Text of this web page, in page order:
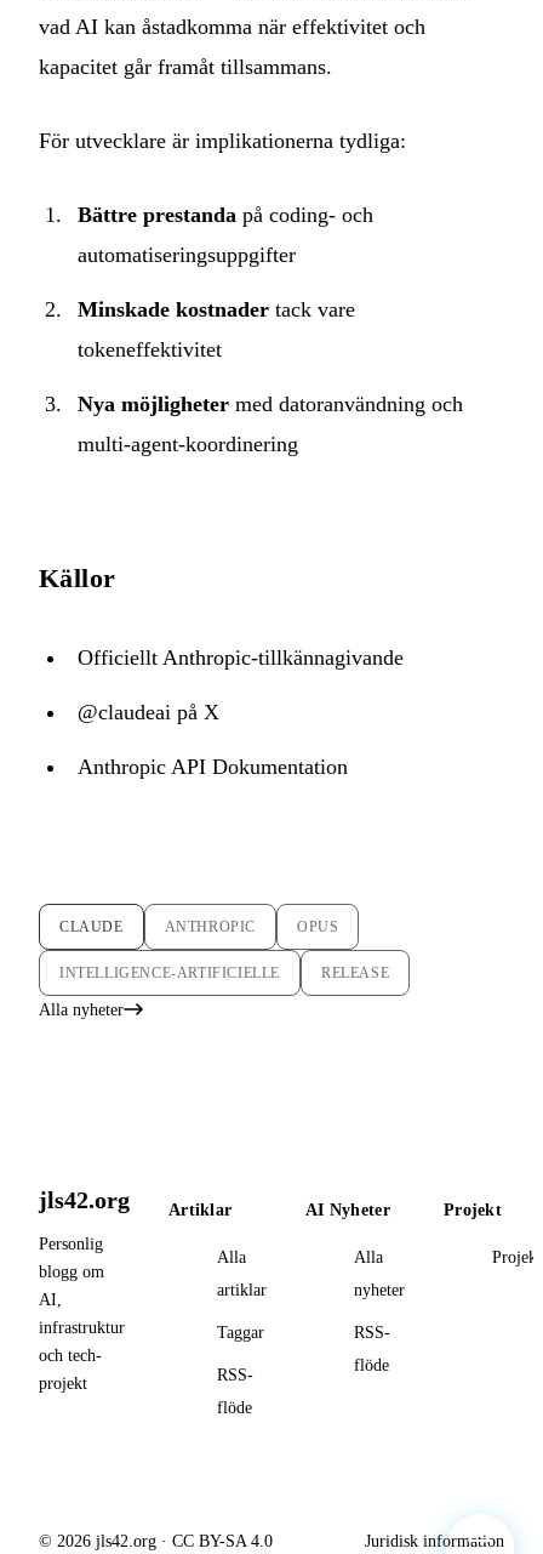
vad AI kan åstadkomma när effektivitet och
kapacitet går framåt tillsammans.
För utvecklare är implikationerna tydliga:
Bättre prestanda på coding- och
automatiseringsuppgifter
Minskade kostnader tack vare
tokeneffektivitet
Nya möjligheter med datoranvändning och
multi-agent-koordinering
Källor
Officiellt Anthropic-tillkännagivande
@claudeai på X
Anthropic API Dokumentation
CLAUDE ANTHROPIC OPUS
INTELLIGENCE-ARTIFICIELLE RELEASE
Alla nyheter
jls42.org
Personlig
blogg om
AI,
infrastruktur
och tech-
projekt
Artiklar
Alla
artiklar
Taggar
RSS-
flöde
AI Nyheter
Alla
nyheter
RSS-
flöde
Projekt
Projekt
© 2026 jls42.org · CC BY-SA 4.0 Juridisk information